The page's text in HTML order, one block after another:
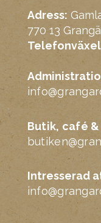
Adress:
770 13
Butik, café
Intresserad